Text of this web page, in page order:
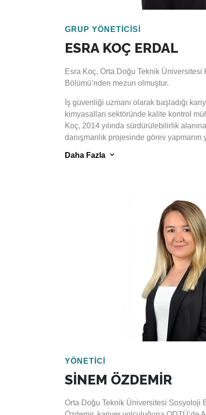
GRUP YÖNETİCİSİ
ESRA KOÇ ERDAL
Esra Koç, Orta Doğu Teknik
Bölümü’nden mezun olmuştur.
İş güvenliği uzmanı olarak başladığı
kimyasalları sektöründe kalite kontrol
Koç, 2014 yılında sürdürülebilirlik
danışmanlık projesinde görev yapmanın
yetkilendirilmiş Baş Doğrulayıcı
Türkiye’ye uyarlanması ve Türkiye’de
Dünya Bankası ve GIZ projelerinde
farklı özel sektör ve kamu kurumu
Sera gazı emisyon envanteri
uyum eylem planları hazırlama, iklim
konularında güçlü bir deneyimi bulunan
çözümler, düşük karbonlu kalkınma,
sürdürülebilirlik yönetişimi gibi birçok
Koç, 2022 yılından itibaren Escarus’ta
Daha Fazla 3
YÖNETİCİ
SİNEM ÖZDEMİR
Orta Doğu Teknik Üniversitesi Sosyoloji